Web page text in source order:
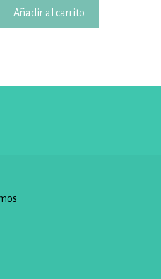
Añadir al carrito